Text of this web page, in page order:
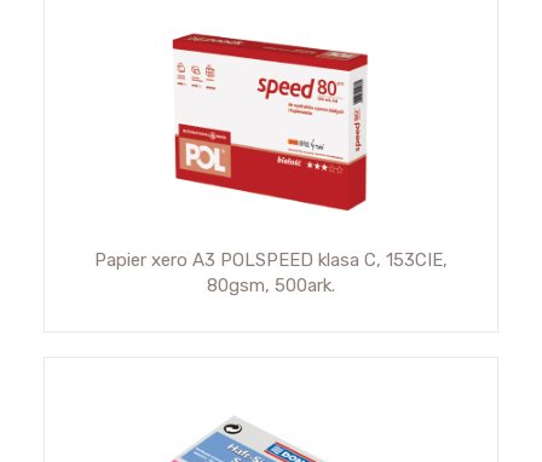
Papier xero A3 POLSPEED klasa C, 153CIE,
80gsm, 500ark.